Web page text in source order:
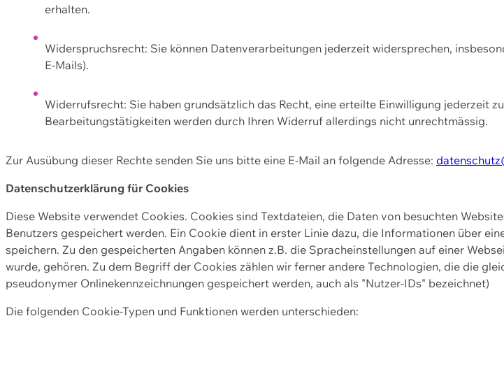
erhalten.
Widerspruchsrecht: Sie können Datenverarbeitungen jederzeit widersprechen,
E-Mails).
Widerrufsrecht: Sie haben grundsätzlich das Recht, eine erteilte Einwilligung jederzeit
Bearbeitungstätigkeiten werden durch Ihren Widerruf allerdings nicht unrechtmässig.
Zur Ausübung dieser Rechte senden Sie uns bitte eine E-Mail an folgende Adresse:
Datenschutzerklärung für Cookies
Diese Website verwendet Cookies. Cookies sind Textdateien, die Daten von besuchten
Benutzers gespeichert werden. Ein Cookie dient in erster Linie dazu, die Informationen über
speichern. Zu den gespeicherten Angaben können z.B. die Spracheinstellungen auf einer
wurde, gehören. Zu dem Begriff der Cookies zählen wir ferner andere Technologien, die die
pseudonymer Onlinekennzeichnungen gespeichert werden, auch als "Nutzer-IDs" bezeichnet)
Die folgenden Cookie-Typen und Funktionen werden unterschieden: